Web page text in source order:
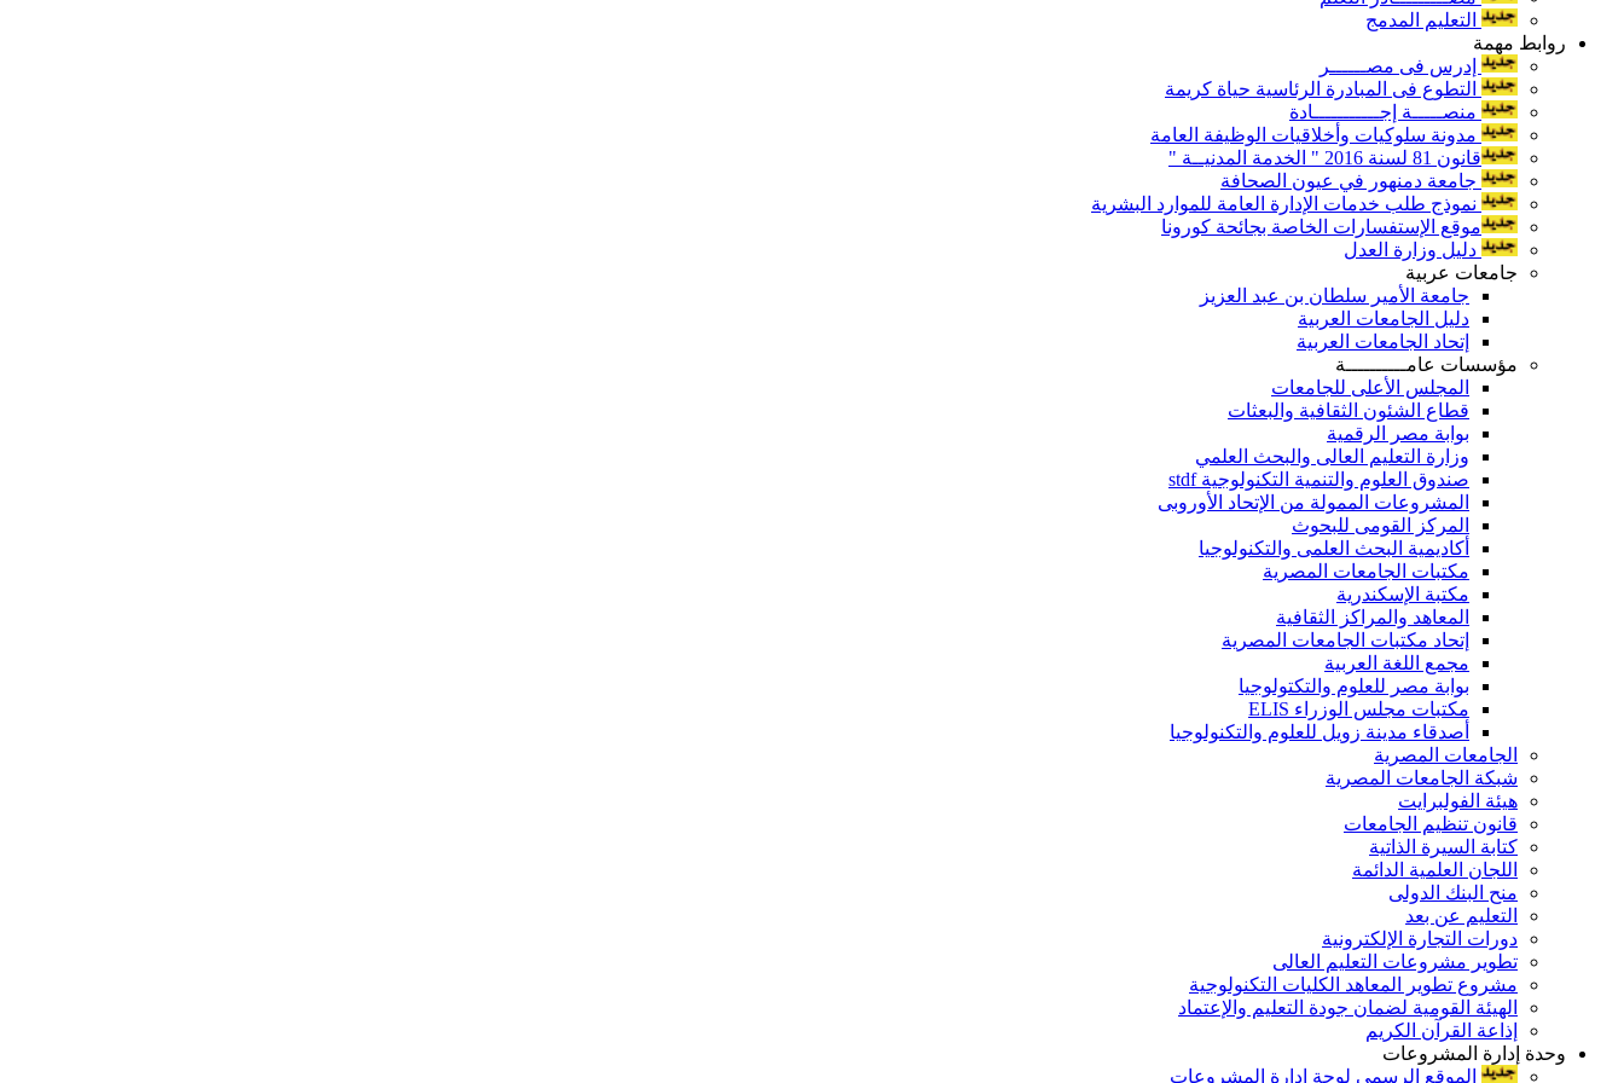
التعليم المدمج
روابط مهمة
إدرس فى مصــــــر
التطوع فى المبادرة الرئاسية حياة كريمة
منصـــــة إجـــــــــــادة
مدونة سلوكيات وأخلاقيات الوظيفة العامة
قانون 81 لسنة 2016 " الخدمة المدنيــة "
جامعة دمنهور في عيون الصحافة
نموذج طلب خدمات الإدارة العامة للموارد البشرية
موقع الإستفسارات الخاصة بجائحة كورونا
دليل وزارة العدل
جامعات عربية
جامعة الأمير سلطان بن عبد العزيز
دليل الجامعات العربية
إتحاد الجامعات العربية
مؤسسات عامــــــــــة
المجلس الأعلى للجامعات
قطاع الشئون الثقافية والبعثات
بوابة مصر الرقمية
وزارة التعليم العالى والبحث العلمي
صندوق العلوم والتنمية التكنولوجية stdf
المشروعات الممولة من الإتحاد الأوروبى
المركز القومى للبحوث
أكاديمية البحث العلمى والتكنولوجيا
مكتبات الجامعات المصرية
مكتبة الإسكندرية
المعاهد والمراكز الثقافية
إتحاد مكتبات الجامعات المصرية
مجمع اللغة العربية
بوابة مصر للعلوم والتكتولوجيا
مكتبات مجلس الوزراء ELIS
أصدقاء مدينة زويل للعلوم والتكنولوجيا
الجامعات المصرية
شبكة الجامعات المصرية
هيئة الفولبرايت
قانون تنظيم الجامعات
كتابة السيرة الذاتية
اللجان العلمية الدائمة
منح البنك الدولى
التعليم عن بعد
دورات التجارة الإلكترونية
تطوير مشروعات التعليم العالى
مشروع تطوير المعاهد الكليات التكنولوجية
الهيئة القومية لضمان جودة التعليم والإعتماد
إذاعة القرآن الكريم
وحدة إدارة المشروعات
الموقع الرسمى لوحة إدارة المشروعات